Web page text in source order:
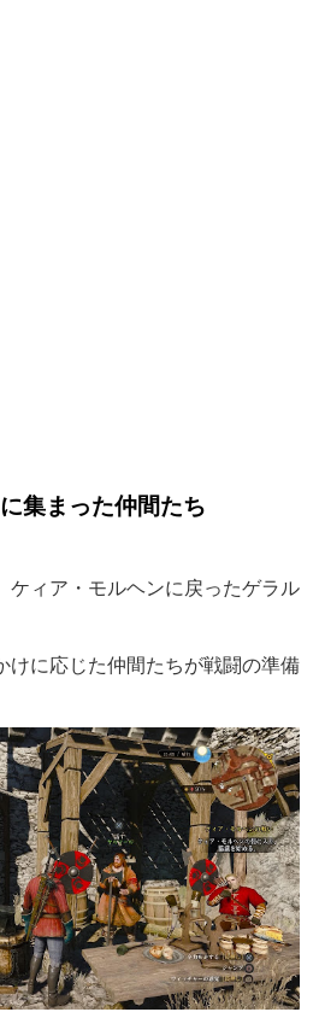
集まった仲間たち
ケィア・モルヘンに戻ったゲラル
けに応じた仲間たちが戦闘の準備